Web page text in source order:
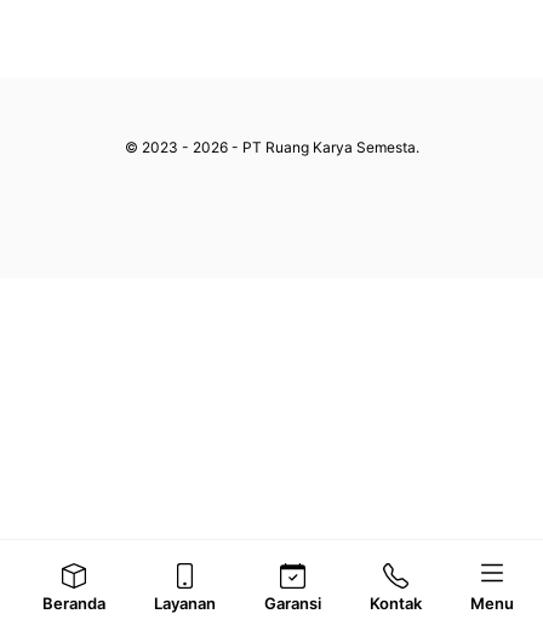
© 2023 - 2026 - PT Ruang Karya Semesta.
Beranda Layanan Garansi Kontak Menu